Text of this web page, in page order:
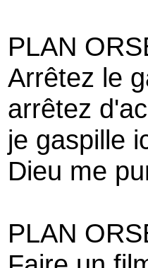
PLAN
Arrêtez le
arrêtez
je gaspille
Dieu me
PLAN